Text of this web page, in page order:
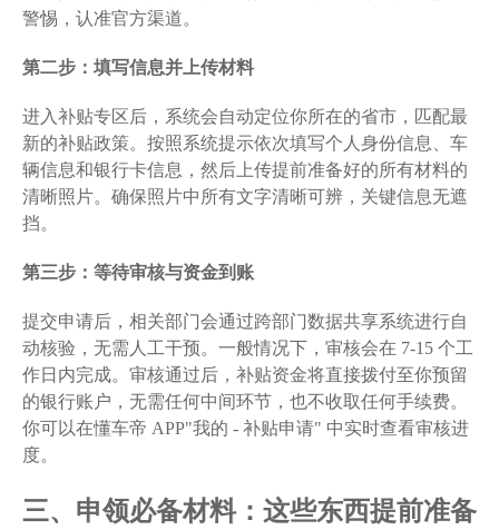
警惕，认准官方渠道。
第二步：填写信息并上传材料
进入补贴专区后，系统会自动定位你所在的省市，匹配最
新的补贴政策。按照系统提示依次填写个人身份信息、车
辆信息和银行卡信息，然后上传提前准备好的所有材料的
清晰照片。确保照片中所有文字清晰可辨，关键信息无遮
挡。
第三步：等待审核与资金到账
提交申请后，相关部门会通过跨部门数据共享系统进行自
动核验，无需人工干预。一般情况下，审核会在 7-15 个工
作日内完成。审核通过后，补贴资金将直接拨付至你预留
的银行账户，无需任何中间环节，也不收取任何手续费。
你可以在懂车帝 APP"我的 - 补贴申请" 中实时查看审核进
度。
三、申领必备材料：这些东西提前准备